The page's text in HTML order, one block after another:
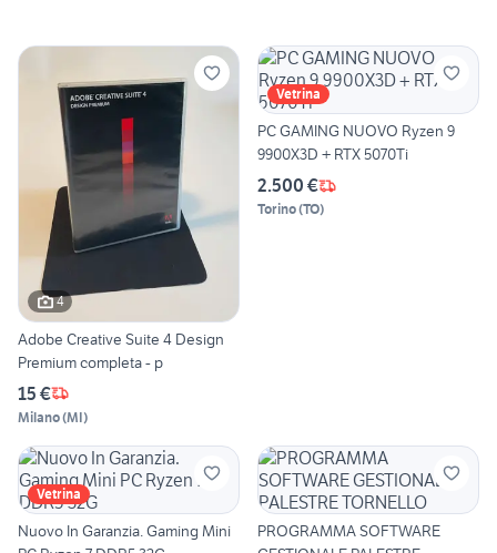
4
Adobe Creative Suite 4 Design
Premium completa - p
15 €
Milano(MI)
Vetrina
PC GAMING NUOVO Ryzen 9
9900X3D + RTX 5070Ti
2.500 €
Torino(TO)
Vetrina
Nuovo In Garanzia. Gaming Mini
PROGRAMMA SOFTWARE